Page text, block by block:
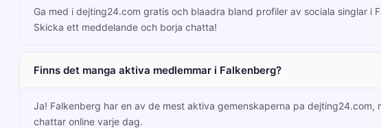
Ga med i dejting24.com gratis och blaadra bland profiler av sociala singlar i
Skicka ett meddelande och borja chatta!
Finns det manga aktiva medlemmar i Falkenberg?
Ja! Falkenberg har en av de mest aktiva gemenskaperna pa dejting24.com,
chattar online varje dag.